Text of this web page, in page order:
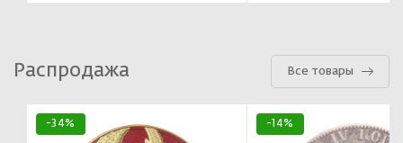
Распродажа Все товары
-34% -14%